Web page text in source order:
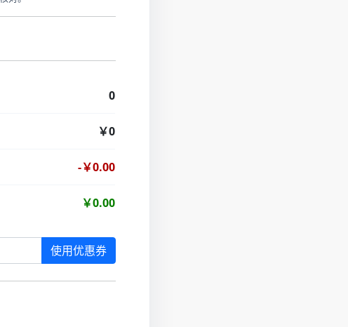
0
￥0
-￥0.00
￥0.00
使用优惠券